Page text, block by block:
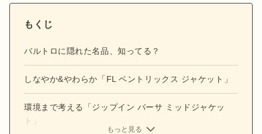
もくじ
バルトロに隠れた名品、知ってる？
しなやか&やわらか「FL ベントリックス ジャケット」
環境まで考える「ジップイン バーサ ミッドジャケッ
ト」
もっと見る